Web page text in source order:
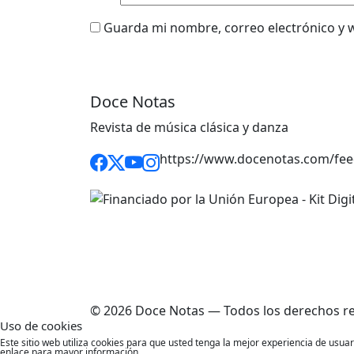
Guarda mi nombre, correo electrónico y
Doce Notas
Revista de música clásica y danza
https://www.docenotas.com/
© 2026 Doce Notas — Todos los derechos
Uso de cookies
Este sitio web utiliza cookies para que usted tenga la mejor experiencia de